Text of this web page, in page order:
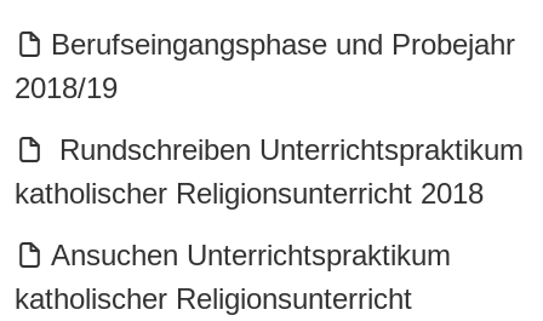
Berufseingangsphase und Probejahr
2018/19
Rundschreiben Unterrichtspraktikum
katholischer Religionsunterricht 2018
Ansuchen Unterrichtspraktikum
katholischer Religionsunterricht